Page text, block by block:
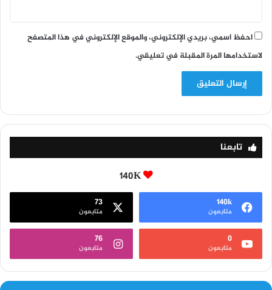
احفظ اسمي، بريدي الإلكتروني، والموقع الإلكتروني في هذا المتصفح
لاستخدامها المرة المقبلة في تعليقي.
تابعنا
140K
140k
متابعون
73
متابعون
0
متابعون
76
متابعون